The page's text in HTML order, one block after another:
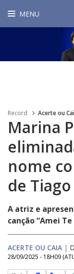
MENU
Record Acerte ou
Marina
nome
de
A atriz e
canção “Amei Te
ACERTE OU CAIA |
28/09/2025 - 18H09